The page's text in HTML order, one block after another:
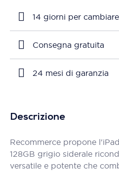
14 giorni per
Consegna gratuita
24 mesi di garanzia
Descrizione
Recommerce propone
128GB grigio siderale
versatile e potente che